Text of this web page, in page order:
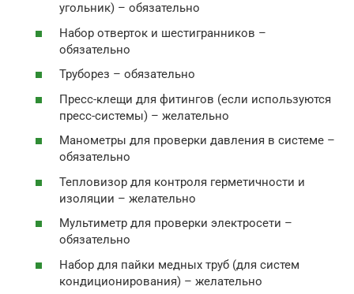
угольник) – обязательно
Набор отверток и шестигранников –
обязательно
Труборез – обязательно
Пресс-клещи для фитингов (если используются
пресс-системы) – желательно
Манометры для проверки давления в системе –
обязательно
Тепловизор для контроля герметичности и
изоляции – желательно
Мультиметр для проверки электросети –
обязательно
Набор для пайки медных труб (для систем
кондиционирования) – желательно